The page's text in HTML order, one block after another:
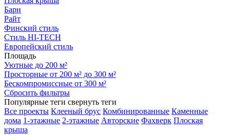
Барн
Райт
Финский стиль
Стиль HI-TECH
Европейский стиль
Площадь
Уютные до 200 м²
Просторные от 200 м² до 300 м²
Бескомпромиссные от 300 м²
Сбросить фильтры
Популярные теги свернуть теги
Все проекты Клееный брус Комбинированные Каменные
дома 1-этажные 2-этажные Авторские Фахверк Плоская
крыша